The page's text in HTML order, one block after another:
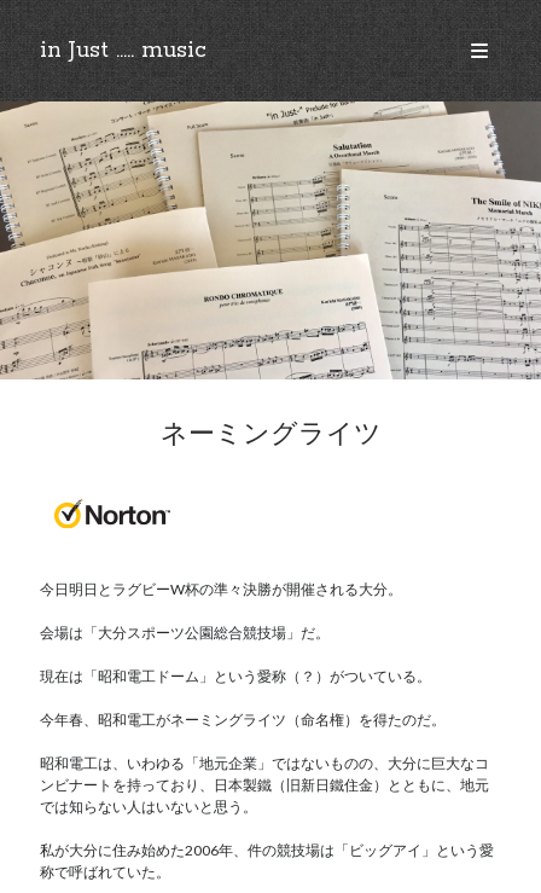
in Just ..... music
open
primary
menu
Sidebar
©︎2018-2025 by Ken’ichi MASAKADO, All rights reserved.
ネーミングライツ
今日明日とラグビーW杯の準々決勝が開催される大分。
会場は「大分スポーツ公園総合競技場」だ。
現在は「昭和電工ドーム」という愛称（？）がついている。
今年春、昭和電工がネーミングライツ（命名権）を得たのだ。
昭和電工は、いわゆる「地元企業」ではないものの、大分に巨大なコ
ンビナートを持っており、日本製鐵（旧新日鐵住金）とともに、地元
では知らない人はいないと思う。
私が大分に住み始めた2006年、件の競技場は「ビッグアイ」という愛
称で呼ばれていた。